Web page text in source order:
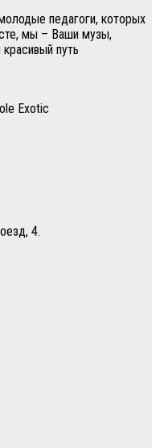
педагоги, которых
мы – Ваши музы,
путь
Exotic
4.